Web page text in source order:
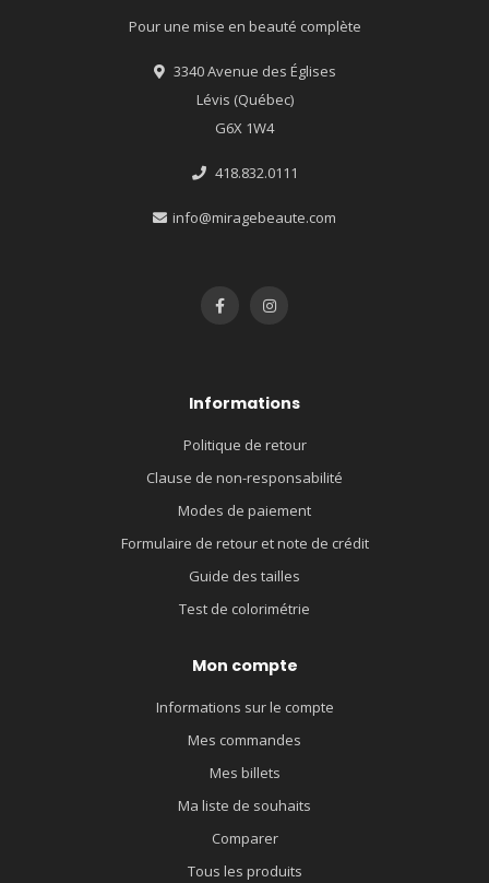
Pour une mise en beauté complète
3340 Avenue des Églises
Lévis (Québec)
G6X 1W4
418.832.0111
info@miragebeaute.com
Informations
Politique de retour
Clause de non-responsabilité
Modes de paiement
Formulaire de retour et note de crédit
Guide des tailles
Test de colorimétrie
Mon compte
Informations sur le compte
Mes commandes
Mes billets
Ma liste de souhaits
Comparer
Tous les produits